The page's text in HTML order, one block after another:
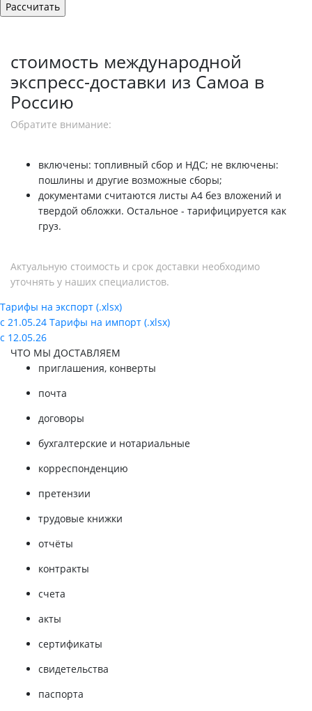
стоимость международной
экспресс-доставки из Самоа в
Россию
Обратите внимание:
включены: топливный сбор и НДС; не включены:
пошлины и другие возможные сборы;
документами считаются листы А4 без вложений и
твердой обложки. Остальное - тарифицируется как
груз.
Актуальную стоимость и срок доставки необходимо
уточнять у наших специалистов.
Тарифы на экспорт (.xlsx)
с 21.05.24 Тарифы на импорт (.xlsx)
с 12.05.26
ЧТО МЫ ДОСТАВЛЯЕМ
приглашения, конверты
почта
договоры
бухгалтерские и нотариальные
корреспонденцию
претензии
трудовые книжки
отчёты
контракты
счета
акты
сертификаты
свидетельства
паспорта